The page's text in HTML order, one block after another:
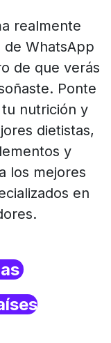
realmente
de WhatsApp
de que verás
Ponte
nutrición y
dietistas,
y
los mejores
en